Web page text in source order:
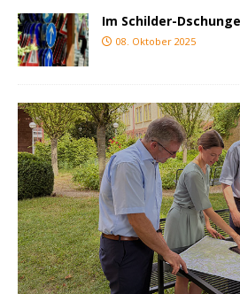
Im Schilder-
08. Oktober 2025